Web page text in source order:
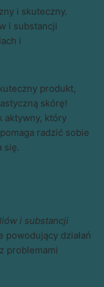
i skuteczny.
i substancji
i
produkt,
skórę!
aktywny, który
radzić sobie
się.
i substancji
powodujący działań
problemami